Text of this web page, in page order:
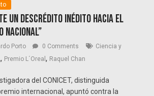
un descrédito inédito hacia el
nacional”
Porto 0 Comments
Ciencia y
, Premio L´Oreal, Raquel Chan
del CONICET, distinguida
internacional, apuntó contra la